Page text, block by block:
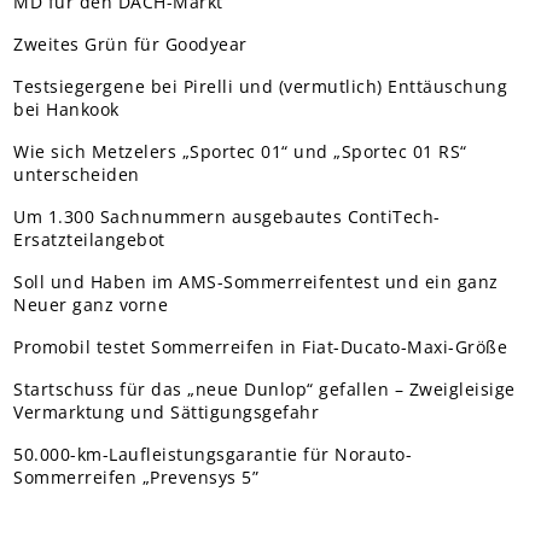
Zweites Grün für Goodyear
Testsiegergene bei Pirelli und (vermutlich) Enttäuschung
bei Hankook
Wie sich Metzelers „Sportec 01“ und „Sportec 01 RS“
unterscheiden
Um 1.300 Sachnummern ausgebautes ContiTech-
Ersatzteilangebot
Soll und Haben im AMS-Sommerreifentest und ein ganz
Neuer ganz vorne
Promobil testet Sommerreifen in Fiat-Ducato-Maxi-Größe
Startschuss für das „neue Dunlop“ gefallen – Zweigleisige
Vermarktung und Sättigungsgefahr
50.000-km-Laufleistungsgarantie für Norauto-
Sommerreifen „Prevensys 5”